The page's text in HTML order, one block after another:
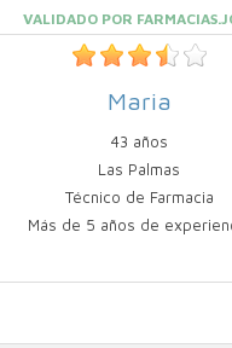
VALIDADO POR
Maria
43 años
Las Palmas
Técnico de Farmacia
Más de 5 años de